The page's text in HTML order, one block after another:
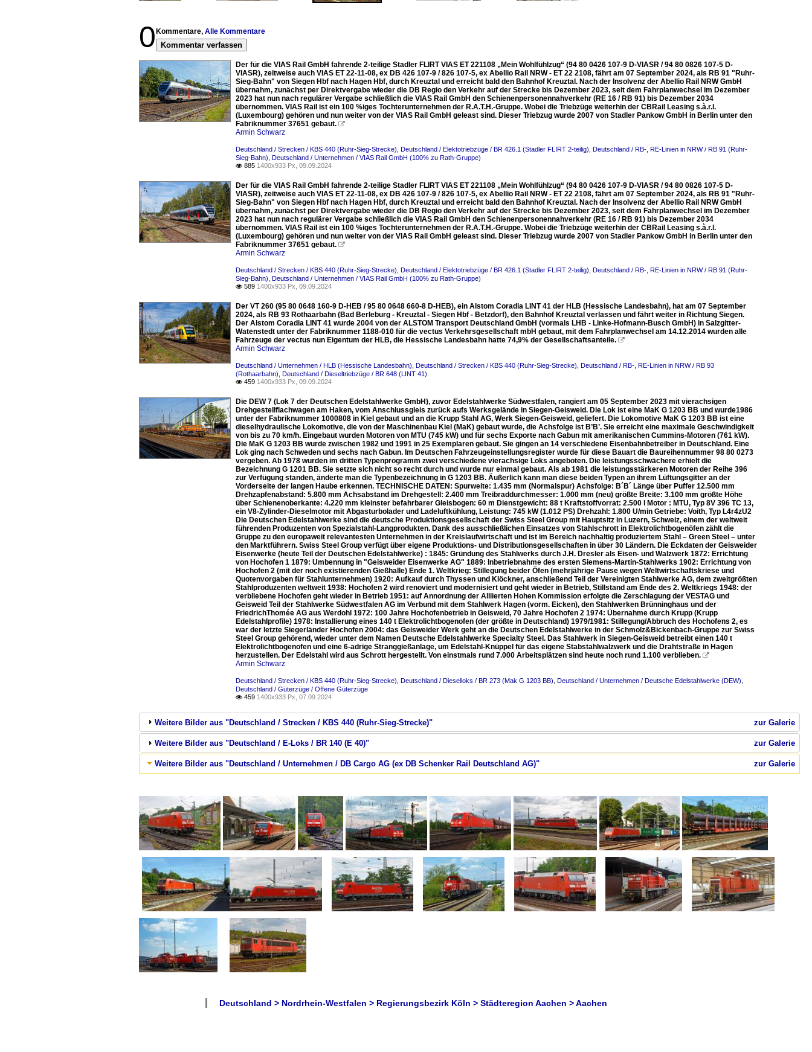
0 Kommentare, Alle Kommentare
Kommentar verfassen
Der für die VIAS Rail GmbH fahrende 2-teilige Stadler FLIRT VIAS ET 221108 „Mein Wohlfühlzug“ (94 80 0426 107-9 D-VIASR / 94 80 0826 107-5 D-
VIASR), zeitweise auch VIAS ET 22-11-08, ex DB 426 107-9 / 826 107-5, ex Abellio Rail NRW - ET 22 2108, fährt am 07 September 2024, als RB 91 "Ruhr-
Sieg-Bahn" von Siegen Hbf nach Hagen Hbf, durch Kreuztal und erreicht bald den Bahnhof Kreuztal. Nach der Insolvenz der Abellio Rail NRW GmbH
übernahm, zunächst per Direktvergabe wieder die DB Regio den Verkehr auf der Strecke bis Dezember 2023, seit dem Fahrplanwechsel im Dezember
2023 hat nun nach regulärer Vergabe schließlich die VIAS Rail GmbH den Schienenpersonennahverkehr (RE 16 / RB 91) bis Dezember 2034
übernommen. VIAS Rail ist ein 100 %iges Tochterunternehmen der R.A.T.H.-Gruppe. Wobei die Triebzüge weiterhin der CBRail Leasing s.à.r.l.
(Luxembourg) gehören und nun weiter von der VIAS Rail GmbH geleast sind. Dieser Triebzug wurde 2007 von Stadler Pankow GmbH in Berlin unter den
Fabriknummer 37651 gebaut. 
Armin Schwarz
Deutschland / Strecken / KBS 440 (Ruhr-Sieg-Strecke) Deutschland / Elektotriebzüge / BR 426.1 (Stadler FLIRT 2-teilig) Deutschland / RB-, RE-Linien in NRW / RB 91 (Ruhr-
Sieg-Bahn) Deutschland / Unternehmen / VIAS Rail GmbH (100% zu Rath-Gruppe)
 885 1400x933 Px, 09.09.2024
Der für die VIAS Rail GmbH fahrende 2-teilige Stadler FLIRT VIAS ET 221108 „Mein Wohlfühlzug“ (94 80 0426 107-9 D-VIASR / 94 80 0826 107-5 D-
VIASR), zeitweise auch VIAS ET 22-11-08, ex DB 426 107-9 / 826 107-5, ex Abellio Rail NRW - ET 22 2108, fährt am 07 September 2024, als RB 91 "Ruhr-
Sieg-Bahn" von Siegen Hbf nach Hagen Hbf, durch Kreuztal und erreicht bald den Bahnhof Kreuztal. Nach der Insolvenz der Abellio Rail NRW GmbH
übernahm, zunächst per Direktvergabe wieder die DB Regio den Verkehr auf der Strecke bis Dezember 2023, seit dem Fahrplanwechsel im Dezember
2023 hat nun nach regulärer Vergabe schließlich die VIAS Rail GmbH den Schienenpersonennahverkehr (RE 16 / RB 91) bis Dezember 2034
übernommen. VIAS Rail ist ein 100 %iges Tochterunternehmen der R.A.T.H.-Gruppe. Wobei die Triebzüge weiterhin der CBRail Leasing s.à.r.l.
(Luxembourg) gehören und nun weiter von der VIAS Rail GmbH geleast sind. Dieser Triebzug wurde 2007 von Stadler Pankow GmbH in Berlin unter den
Fabriknummer 37651 gebaut. 
Armin Schwarz
Deutschland / Strecken / KBS 440 (Ruhr-Sieg-Strecke) Deutschland / Elektotriebzüge / BR 426.1 (Stadler FLIRT 2-teilig) Deutschland / RB-, RE-Linien in NRW / RB 91 (Ruhr-
Sieg-Bahn) Deutschland / Unternehmen / VIAS Rail GmbH (100% zu Rath-Gruppe)
 589 1400x933 Px, 09.09.2024
Der VT 260 (95 80 0648 160-9 D-HEB / 95 80 0648 660-8 D-HEB), ein Alstom Coradia LINT 41 der HLB (Hessische Landesbahn), hat am 07 September
2024, als RB 93 Rothaarbahn (Bad Berleburg - Kreuztal - Siegen Hbf - Betzdorf), den Bahnhof Kreuztal verlassen und fährt weiter in Richtung Siegen.
Der Alstom Coradia LINT 41 wurde 2004 von der ALSTOM Transport Deutschland GmbH (vormals LHB - Linke-Hofmann-Busch GmbH) in Salzgitter-
Watenstedt unter der Fabriknummer 1188-010 für die vectus Verkehrsgesellschaft mbH gebaut, mit dem Fahrplanwechsel am 14.12.2014 wurden alle
Fahrzeuge der vectus nun Eigentum der HLB, die Hessische Landesbahn hatte 74,9% der Gesellschaftsanteile. 
Armin Schwarz
Deutschland / Unternehmen / HLB (Hessische Landesbahn) Deutschland / Strecken / KBS 440 (Ruhr-Sieg-Strecke) Deutschland / RB-, RE-Linien in NRW / RB 93
(Rothaarbahn) Deutschland / Dieseltriebzüge / BR 648 (LINT 41)
 459 1400x933 Px, 09.09.2024
Die DEW 7 (Lok 7 der Deutschen Edelstahlwerke GmbH), zuvor Edelstahlwerke Südwestfalen, rangiert am 05 September 2023 mit vierachsigen
Drehgestellflachwagen am Haken, vom Anschlussgleis zurück aufs Werksgelände in Siegen-Geisweid. Die Lok ist eine MaK G 1203 BB und wurde1986
unter der Fabriknummer 1000808 in Kiel gebaut und an die Krupp Stahl AG, Werk Siegen-Geisweid, geliefert. Die Lokomotive MaK G 1203 BB ist eine
dieselhydraulische Lokomotive, die von der Maschinenbau Kiel (MaK) gebaut wurde, die Achsfolge ist B’B’. Sie erreicht eine maximale Geschwindigkeit
von bis zu 70 km/h. Eingebaut wurden Motoren von MTU (745 kW) und für sechs Exporte nach Gabun mit amerikanischen Cummins-Motoren (761 kW).
Die MaK G 1203 BB wurde zwischen 1982 und 1991 in 25 Exemplaren gebaut. Sie gingen an 14 verschiedene Eisenbahnbetreiber in Deutschland. Eine
Lok ging nach Schweden und sechs nach Gabun. Im Deutschen Fahrzeugeinstellungsregister wurde für diese Bauart die Baureihennummer 98 80 0273
vergeben. Ab 1978 wurden im dritten Typenprogramm zwei verschiedene vierachsige Loks angeboten. Die leistungsschwächere erhielt die
Bezeichnung G 1201 BB. Sie setzte sich nicht so recht durch und wurde nur einmal gebaut. Als ab 1981 die leistungsstärkeren Motoren der Reihe 396
zur Verfügung standen, änderte man die Typenbezeichnung in G 1203 BB. Äußerlich kann man diese beiden Typen an ihrem Lüftungsgitter an der
Vorderseite der langen Haube erkennen. TECHNISCHE DATEN: Spurweite: 1.435 mm (Normalspur) Achsfolge: B´B´ Länge über Puffer 12.500 mm
Drehzapfenabstand: 5.800 mm Achsabstand im Drehgestell: 2.400 mm Treibraddurchmesser: 1.000 mm (neu) größte Breite: 3.100 mm größte Höhe
über Schienenoberkante: 4.220 mm kleinster befahrbarer Gleisbogen: 60 m Dienstgewicht: 88 t Kraftstoffvorrat: 2.500 l Motor : MTU, Typ 8V 396 TC 13,
ein V8-Zylinder-Dieselmotor mit Abgasturbolader und Ladeluftkühlung, Leistung: 745 kW (1.012 PS) Drehzahl: 1.800 U/min Getriebe: Voith, Typ L4r4zU2
Die Deutschen Edelstahlwerke sind die deutsche Produktionsgesellschaft der Swiss Steel Group mit Hauptsitz in Luzern, Schweiz, einem der weltweit
führenden Produzenten von Spezialstahl-Langprodukten. Dank des ausschließlichen Einsatzes von Stahlschrott in Elektrolichtbogenöfen zählt die
Gruppe zu den europaweit relevantesten Unternehmen in der Kreislaufwirtschaft und ist im Bereich nachhaltig produziertem Stahl – Green Steel – unter
den Marktführern. Swiss Steel Group verfügt über eigene Produktions- und Distributionsgesellschaften in über 30 Ländern. Die Eckdaten der Geisweider
Eisenwerke (heute Teil der Deutschen Edelstahlwerke) : 1845: Gründung des Stahlwerks durch J.H. Dresler als Eisen- und Walzwerk 1872: Errichtung
von Hochofen 1 1879: Umbennung in "Geisweider Eisenwerke AG" 1889: Inbetriebnahme des ersten Siemens-Martin-Stahlwerks 1902: Errichtung von
Hochofen 2 (mit der noch existierenden Gießhalle) Ende 1. Weltkrieg: Stillegung beider Öfen (mehrjährige Pause wegen Weltwirtschaftskriese und
Quotenvorgaben für Stahlunternehmen) 1920: Aufkauf durch Thyssen und Klöckner, anschließend Teil der Vereinigten Stahlwerke AG, dem zweitgrößten
Stahlproduzenten weltweit 1938: Hochofen 2 wird renoviert und modernisiert und geht wieder in Betrieb, Stillstand am Ende des 2. Weltkriegs 1948: der
verbliebene Hochofen geht wieder in Betrieb 1951: auf Annordnung der Alliierten Hohen Kommission erfolgte die Zerschlagung der VESTAG und
Geisweid Teil der Stahlwerke Südwestfalen AG im Verbund mit dem Stahlwerk Hagen (vorm. Eicken), den Stahlwerken Brünninghaus und der
FriedrichThomée AG aus Werdohl 1972: 100 Jahre Hochofenbetrieb in Geisweid, 70 Jahre Hochofen 2 1974: Übernahme durch Krupp (Krupp
Edelstahlprofile) 1978: Installierung eines 140 t Elektrolichtbogenofen (der größte in Deutschland) 1979/1981: Stillegung/Abbruch des Hochofens 2, es
war der letzte Siegerländer Hochofen 2004: das Geisweider Werk geht an die Deutschen Edelstahlwerke in der Schmolz&Bickenbach-Gruppe zur Swiss
Steel Group gehörend, wieder unter dem Namen Deutsche Edelstahlwerke Specialty Steel. Das Stahlwerk in Siegen-Geisweid betreibt einen 140 t
Elektrolichtbogenofen und eine 6-adrige Stranggießanlage, um Edelstahl-Knüppel für das eigene Stabstahlwalzwerk und die Drahtstraße in Hagen
herzustellen. Der Edelstahl wird aus Schrott hergestellt. Von einstmals rund 7.000 Arbeitsplätzen sind heute noch rund 1.100 verblieben. 
Armin Schwarz
Deutschland / Strecken / KBS 440 (Ruhr-Sieg-Strecke) Deutschland / Dieselloks / BR 273 (Mak G 1203 BB) Deutschland / Unternehmen / Deutsche Edelstahlwerke (DEW)
Deutschland / Güterzüge / Offene Güterzüge
 459 1400x933 Px, 07.09.2024
zur Galerie
Weitere Bilder aus "Deutschland / Strecken / KBS 440 (Ruhr-Sieg-Strecke)"
zur Galerie
Weitere Bilder aus "Deutschland / E-Loks / BR 140 (E 40)"
zur Galerie
Weitere Bilder aus "Deutschland / Unternehmen / DB Cargo AG (ex DB Schenker Rail Deutschland AG)"
Deutschland > Nordrhein-Westfalen > Regierungsbezirk Köln > Städteregion Aachen > Aachen